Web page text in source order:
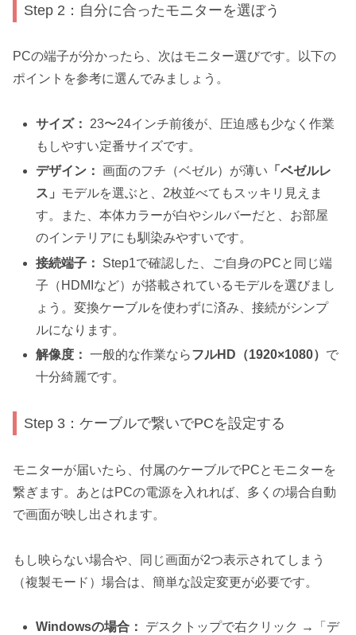
Step 2：自分に合ったモニターを選ぼう
PCの端子が分かったら、次はモニター選びです。以下の
ポイントを参考に選んでみましょう。
サイズ：
23〜24インチ前後が、圧迫感も少なく作業
もしやすい定番サイズです。
デザイン： 画面のフチ（ベゼル）が薄い 「ベゼルレ
ス」 モデルを選ぶと、2枚並べてもスッキリ見えま
す。また、本体カラーが白やシルバーだと、お部屋
のインテリアにも馴染みやすいです。
接続端子：
Step1で確認した、ご自身のPCと同じ端
子（HDMIなど）が搭載されているモデルを選びまし
ょう。変換ケーブルを使わずに済み、接続がシンプ
ルになります。
解像度： 一般的な作業ならフルHD（1920×1080） で
十分綺麗です。
Step 3：ケーブルで繋いでPCを設定する
モニターが届いたら、付属のケーブルでPCとモニターを
繋ぎます。あとはPCの電源を入れれば、多くの場合自動
で画面が映し出されます。
もし映らない場合や、同じ画面が2つ表示されてしまう
（複製モード）場合は、簡単な設定変更が必要です。
Windowsの場合：
デスクトップで右クリック →「デ